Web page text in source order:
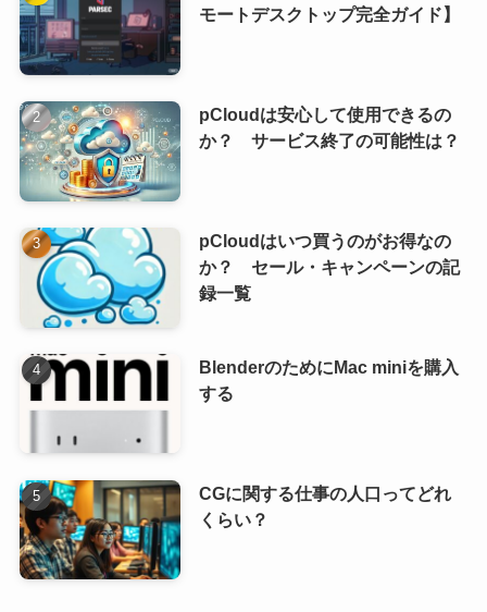
モートデスクトップ完全ガイド】
pCloudは安心して使用できるの
か？ サービス終了の可能性は？
pCloudはいつ買うのがお得なの
か？ セール・キャンペーンの記
録一覧
BlenderのためにMac miniを購入
する
CGに関する仕事の人口ってどれ
くらい？